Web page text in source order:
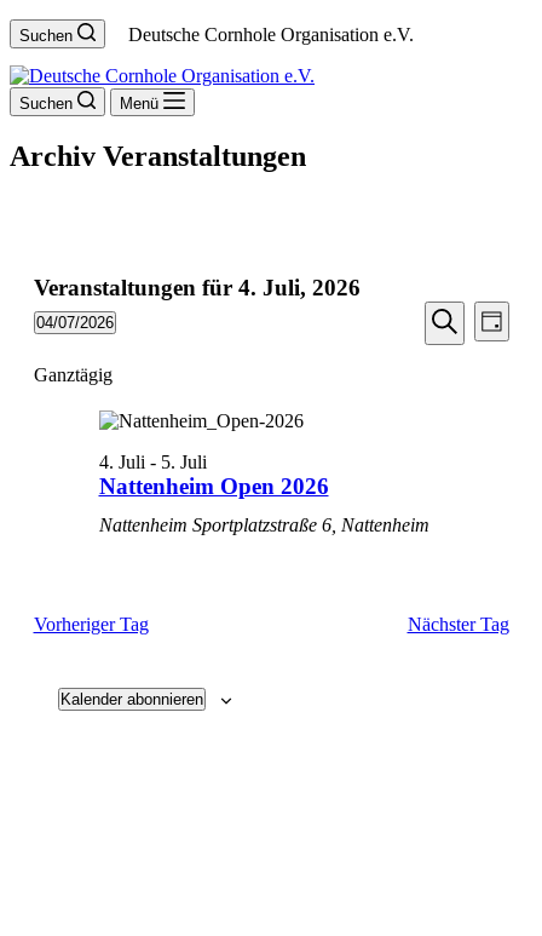
Suchen Deutsche Cornhole Organisation e.V.
Suchen Menü
Archiv Veranstaltungen
Veranstaltungen für 4. Juli, 2026
Suche
Suche
Tag
04/07/2026
wählen.
Ganztägig
Nattenheim Open 2026
4. Juli - 5. Juli
Nattenheim Sportplatzstraße 6, Nattenheim
Vorheriger Tag Nächster Tag
Kalender abonnieren